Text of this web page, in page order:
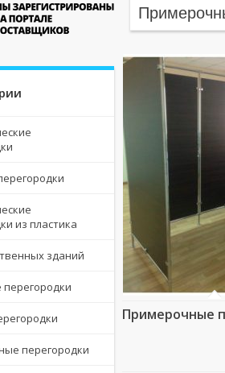
из пластика
зданий
перегородки
Примерочные